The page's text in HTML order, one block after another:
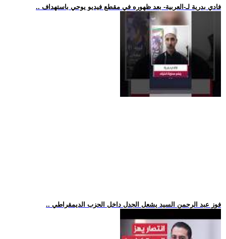
.. فادي بدرية لـ-العربية- بعد ظهوره في مقطع فيديو يوحي باستهداف
.. فوز عبد الرحمن السيد يشعل الجدل داخل الحزب الديمقراطي